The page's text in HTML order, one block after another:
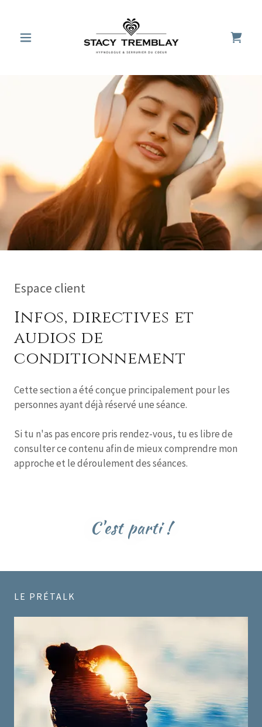
Espace client
Infos, directives et
audios de
conditionnement
Cette section a été conçue principalement pour les
personnes ayant déjà réservé une séance.
Si tu n'as pas encore pris rendez-vous, tu es libre de
consulter ce contenu afin de mieux comprendre mon
approche et le déroulement des séances.
C'est parti !
LE PRÉTALK